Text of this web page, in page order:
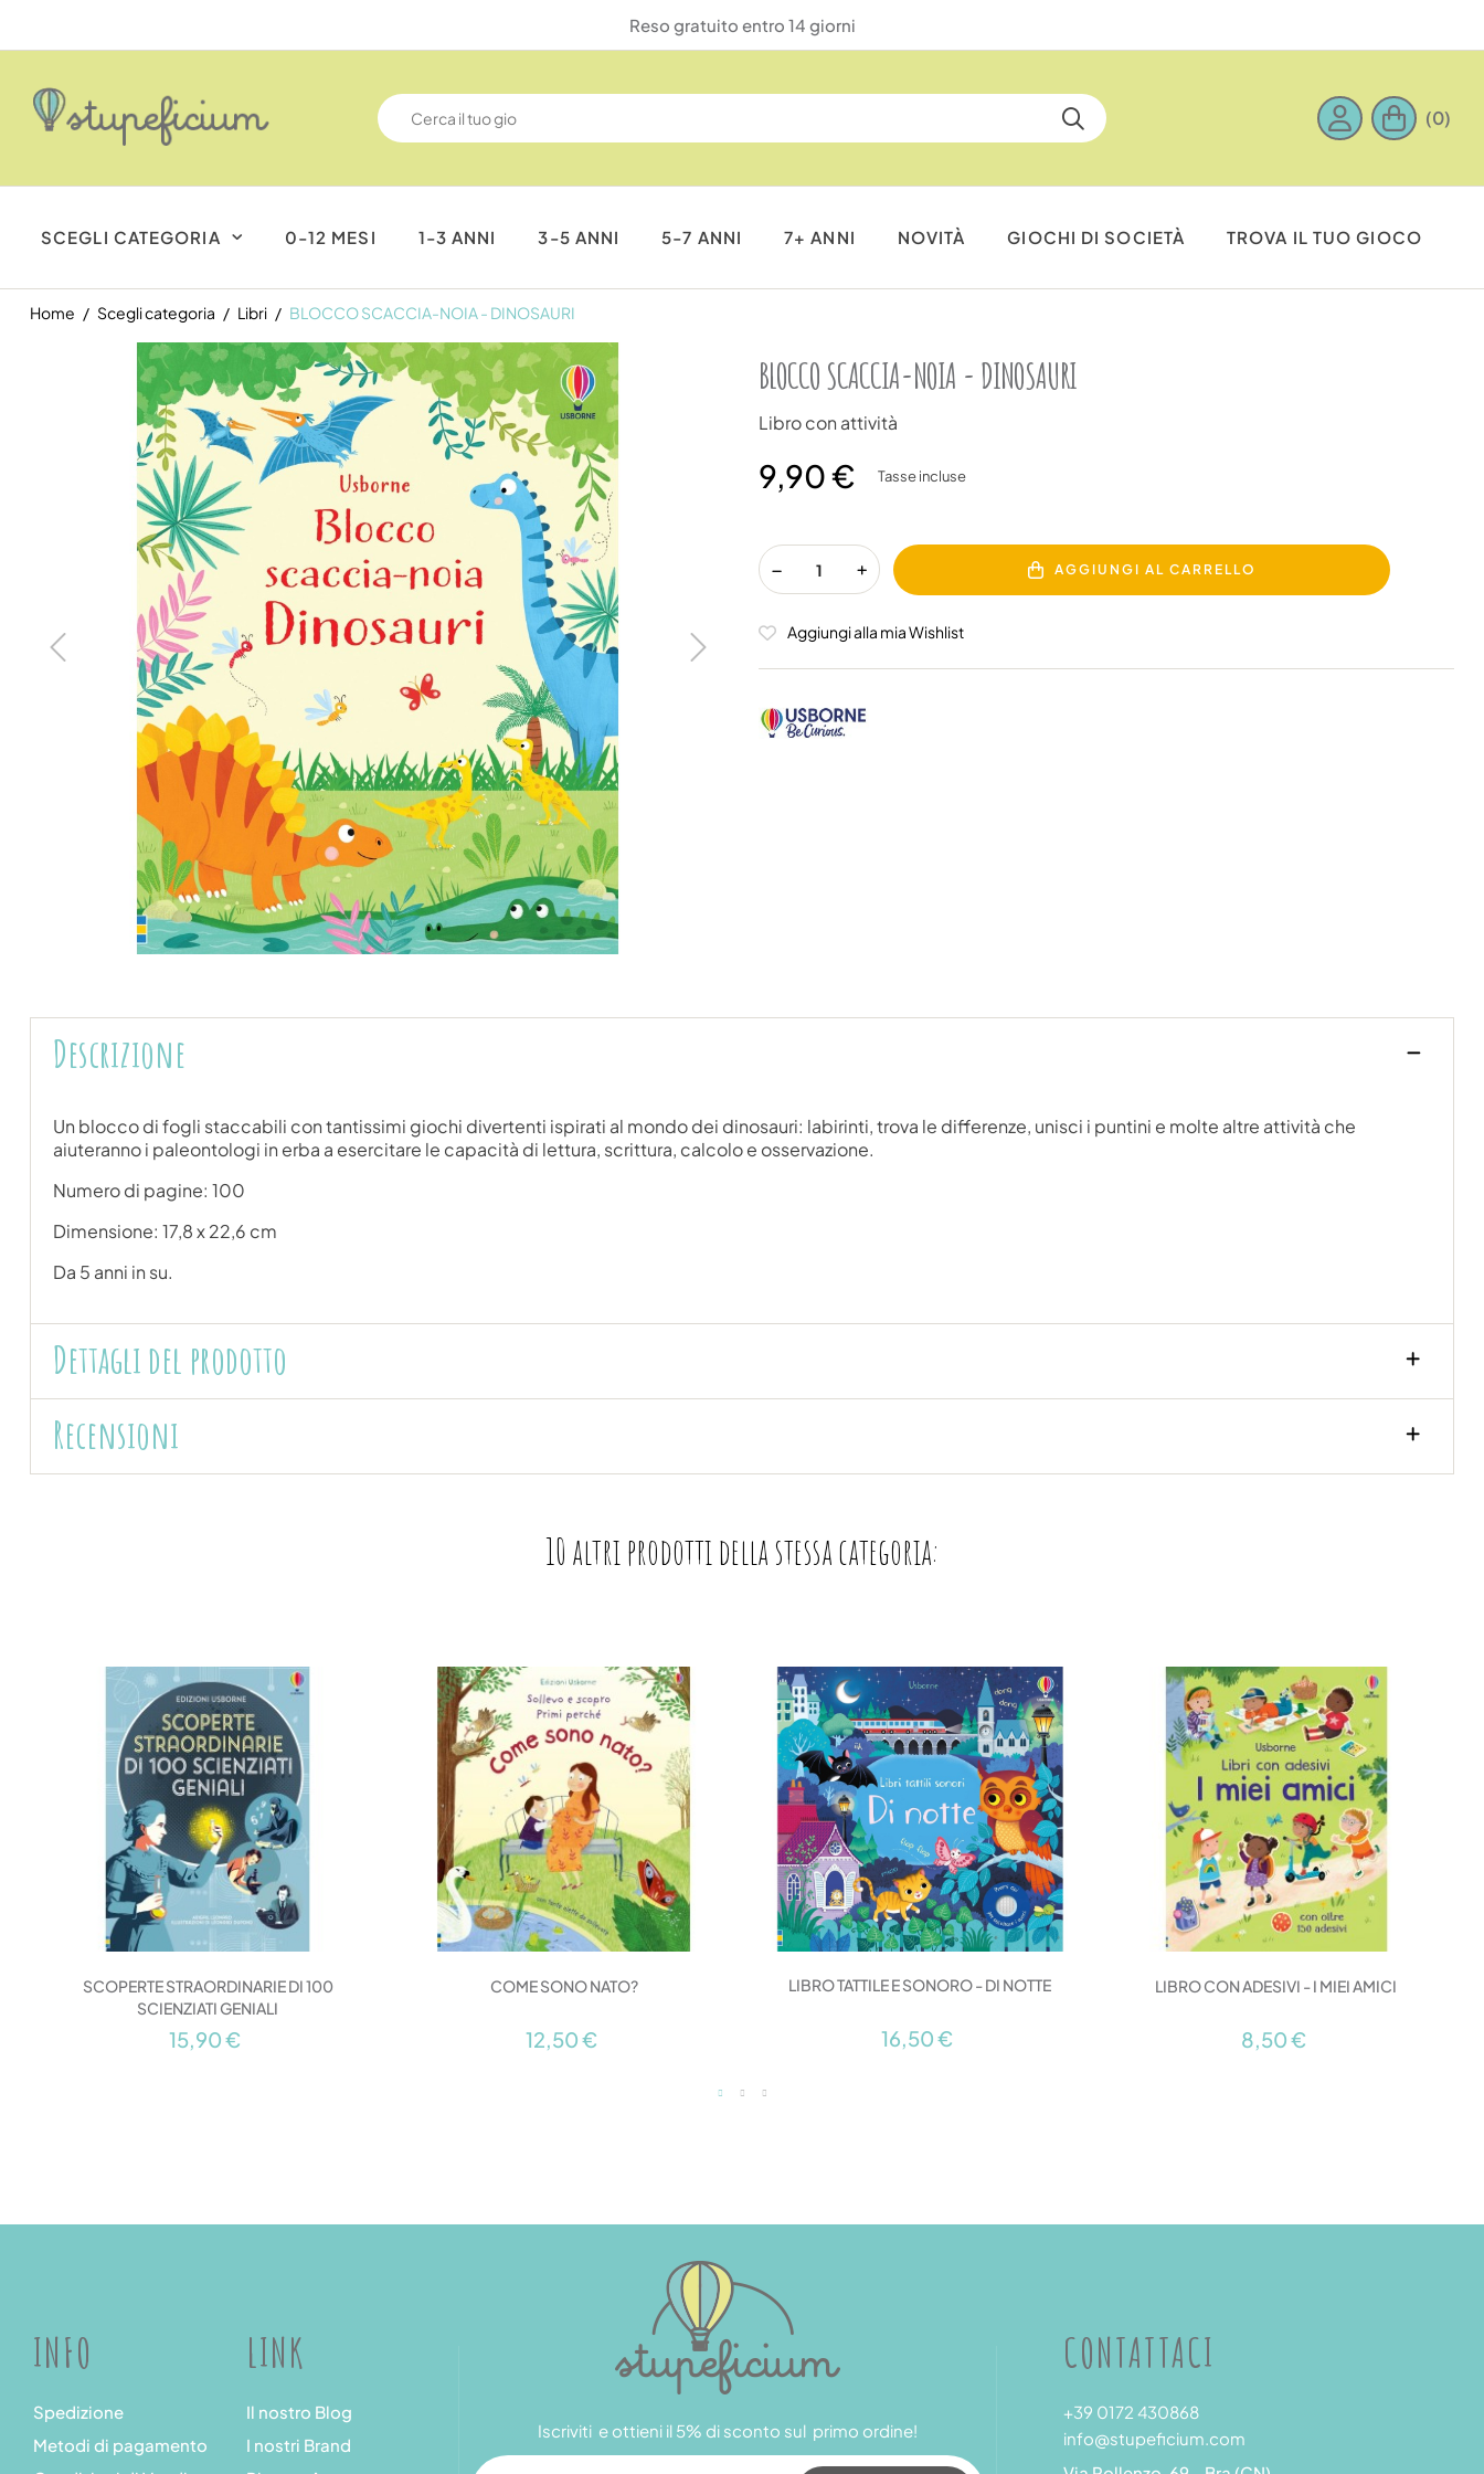
Reso gratuito entro 14 giorni
(0)
SCEGLI CATEGORIA 0-12 MESI 1-3 ANNI 3-5 ANNI 5-7 ANNI 7+ ANNI NOVITÀ GIOCHI DI SOCIETÀ TROVA IL TUO GIOCO
Home Scegli categoria Libri BLOCCO SCACCIA-NOIA - DINOSAURI
BLOCCO SCACCIA-NOIA - DINOSAURI
Libro con attività
9,90 € Tasse incluse
AGGIUNGI AL CARRELLO
Aggiungi alla mia Wishlist
Descrizione
Un blocco di fogli staccabili con tantissimi giochi divertenti ispirati al mondo dei dinosauri: labirinti, trova le differenze, unisci i puntini e molte altre attività che
aiuteranno i paleontologi in erba a esercitare le capacità di lettura, scrittura, calcolo e osservazione.
Numero di pagine: 100
Dimensione: 17,8 x 22,6 cm
Da 5 anni in su.
Dettagli del prodotto
Recensioni
10 altri prodotti della stessa categoria:
SCOPERTE STRAORDINARIE DI 100
SCIENZIATI GENIALI
15,90 €
COME SONO NATO?
12,50 €
LIBRO TATTILE E SONORO - DI NOTTE
16,50 €
LIBRO CON ADESIVI - I MIEI AMICI
8,50 €
INFO
Spedizione
Metodi di pagamento
LINK
Il nostro Blog
I nostri Brand
Iscriviti e ottieni il 5% di sconto sul primo ordine!
CONTATTACI
+39 0172 430868
info@stupeficium.com